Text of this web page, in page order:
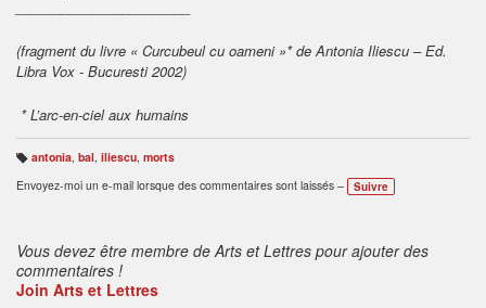
(fragment du livre « Curcubeul cu oameni »* de Antonia Iliescu – Ed.
Libra Vox - Bucuresti 2002)
* L’arc-en-ciel aux humains
B
ali
s
antonia, bal, iliescu, morts
Envoyez-moi un e-mail lorsque des commentaires sont laissés –
Suivre
Vous devez être membre de Arts et Lettres pour ajouter des
commentaires !
Join Arts et Lettres